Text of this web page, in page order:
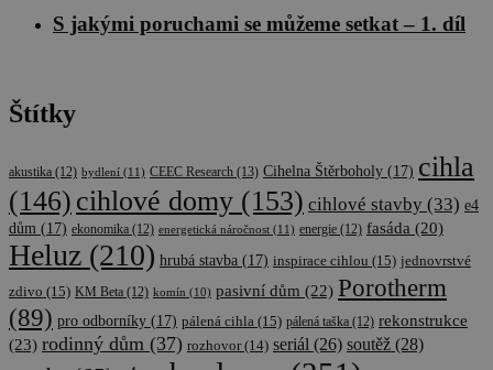
S jakými poruchami se můžeme setkat – 1. díl
Štítky
akustika (12) bydlení (11) CEEC Research (13) Cihelna Štěrboholy (17) cihla
(146) cihlové domy (153) cihlové stavby (33) e4
dům (17) ekonomika (12) energetická náročnost (11) energie (12) fasáda (20)
Heluz (210) hrubá stavba (17) inspirace cihlou (15) jednovrstvé
zdivo (15) KM Beta (12) komín (10) pasivní dům (22) Porotherm
(89) pro odborníky (17) pálená cihla (15) pálená taška (12) rekonstrukce
(23) rodinný dům (37) rozhovor(14) seriál (26) soutěž (28)